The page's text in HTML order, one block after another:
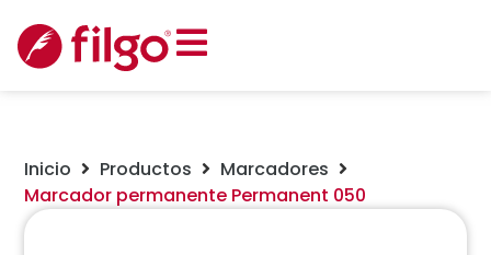
Inicio Productos
Marcadores
Marcador permanente Permanent 050